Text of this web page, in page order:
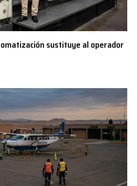
sustituye al operador